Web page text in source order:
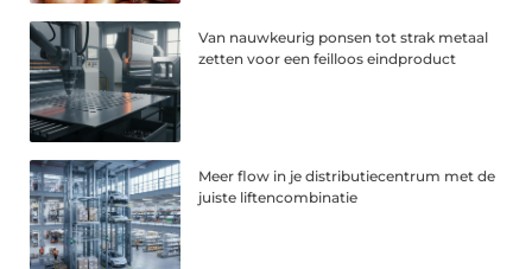
Van nauwkeurig ponsen tot strak metaal
zetten voor een feilloos eindproduct
Meer flow in je distributiecentrum met de
juiste liftencombinatie